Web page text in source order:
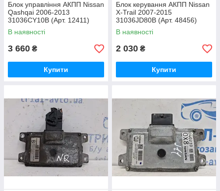
Блок управління АКПП Nissan
Qashqai 2006-2013
31036CY10B (Арт. 12411)
В наявності
3 660 ₴
Купити
Блок керування АКПП Nissan
X-Trail 2007-2015
31036JD80B (Арт. 48456)
В наявності
2 030 ₴
Купити